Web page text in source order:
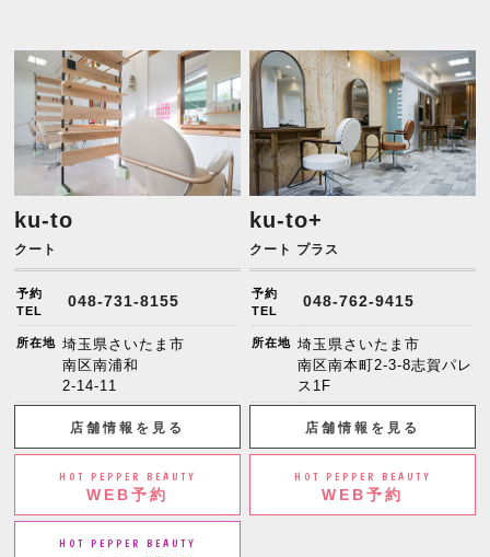
ku-to
クート
予約
TEL
048-731-8155
所在地 埼玉県さいたま市
南区南浦和
2-14-11
店舗情報を見る
HOT PEPPER BEAUTY
WEB予約
HOT PEPPER BEAUTY
ku-to+
クート プラス
予約
TEL
048-762-9415
所在地 埼玉県さいたま市
南区南本町2-3-8志賀パレ
ス1F
店舗情報を見る
HOT PEPPER BEAUTY
WEB予約